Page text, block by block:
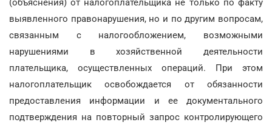
(объяснения) от налогоплательщика не только по факту
выявленного правонарушения, но и по другим вопросам,
связанным с налогообложением, возможными
нарушениями в хозяйственной деятельности
плательщика, осуществленных операций. При этом
налогоплательщик освобождается от обязанности
предоставления информации и ее документального
подтверждения на повторный запрос контролирующего